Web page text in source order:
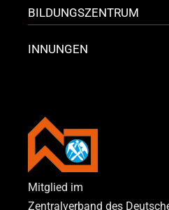
BILDUNGSZENTRUM
INNUNGEN
Mitglied im
Zentralverband des